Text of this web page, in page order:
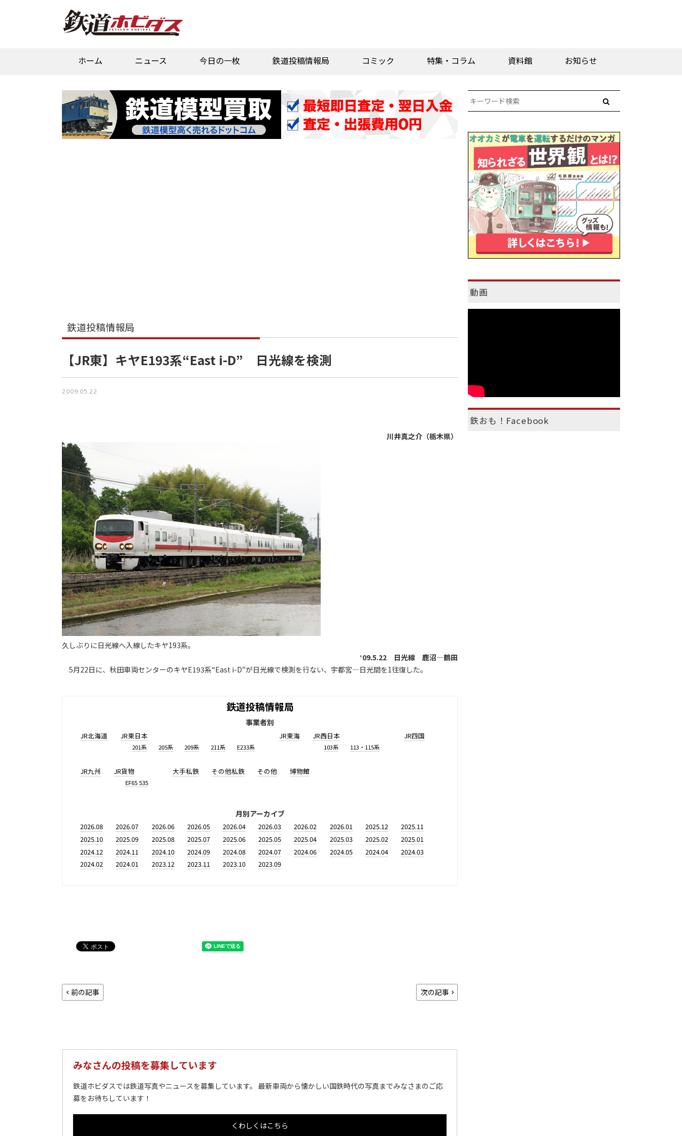
ホーム ニュース 今日の一枚 鉄道投稿情報局 コミック 特集・コラム 資料館 お知らせ
鉄道投稿情報局
【JR東】キヤE193系“East i-D” 日光線を検測
2009.05.22
川井真之介（栃木県）
久しぶりに日光線へ入線したキヤ193系。
‘09.5.22 日光線 鹿沼―鶴田
5月22日に、秋田車両センターのキヤE193系“East i-D”が日光線で検測を行ない、宇都宮―日光間を1往復した。
鉄道投稿情報局
事業者別
JR北海道 JR東日本
201系 205系 209系 211系 E233系
JR東海 JR西日本
103系 113・115系
JR四国
JR九州 JR貨物
EF65 535
大手私鉄 その他私鉄 その他 博物館
月別アーカイブ
2026.08 2026.07 2026.06 2026.05 2026.04 2026.03 2026.02 2026.01 2025.12
2025.11
2025.10
2025.09 2025.08 2025.07 2025.06 2025.05 2025.04 2025.03 2025.02
2025.01
2024.12
2024.11 2024.10 2024.09 2024.08 2024.07 2024.06 2024.05 2024.04
2024.03
2024.02
2024.01 2023.12 2023.11 2023.10 2023.09
前の記事 次の記事
みなさんの投稿を募集しています
鉄道ホビダスでは鉄道写真やニュースを募集しています。 最新車両から懐かしい国鉄時代の写真までみなさまのご応
募をお待ちしています！
くわしくはこちら
動画
鉄おも！Facebook